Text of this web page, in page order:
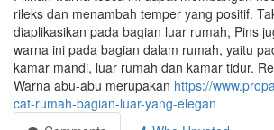
rileks dan menambah temper yang positif.
diaplikasikan pada bagian luar rumah, Pins
warna ini pada bagian dalam rumah, yaitu
kamar mandi, luar rumah dan kamar tidur.
Warna abu-abu merupakan https://
cat-rumah-bagian-luar-yang-elegan